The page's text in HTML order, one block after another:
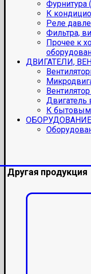
Фурнитура
К
Реле
Фильтра,
Прочее к
ДВИГАТЕЛИ,
Двигатель
К бытовым
ОБОРУДОВАНИЕ
Другая продукция